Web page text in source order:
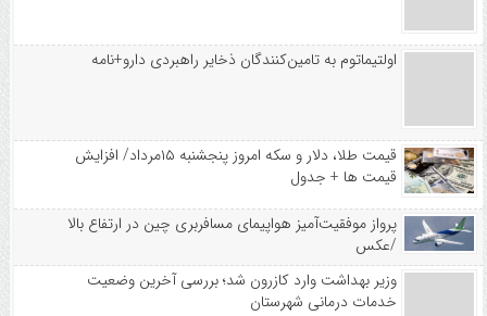
اولتیماتوم به تامین‌کنندگان ذخایر راهبردی دارو+نامه
قیمت طلا، دلار و سکه امروز پنجشنبه ۱۵مرداد/ افزایش
قیمت ها + جدول
پرواز موفقیت‌آمیز هواپیمای مسافربری چین در ارتفاع بالا
/عکس
وزیر بهداشت وارد کازرون شد؛ بررسی آخرین وضعیت
خدمات درمانی شهرستان